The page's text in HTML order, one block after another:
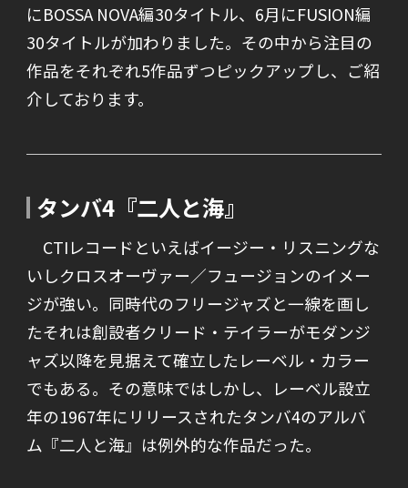
にBOSSA NOVA編30タイトル、6月にFUSION編
30タイトルが加わりました。その中から注目の
作品をそれぞれ5作品ずつピックアップし、ご紹
介しております。
タンバ4『二人と海』
CTIレコードといえばイージー・リスニングな
いしクロスオーヴァー／フュージョンのイメー
ジが強い。同時代のフリージャズと一線を画し
たそれは創設者クリード・テイラーがモダンジ
ャズ以降を見据えて確立したレーベル・カラー
でもある。その意味ではしかし、レーベル設立
年の1967年にリリースされたタンバ4のアルバ
ム『二人と海』は例外的な作品だった。